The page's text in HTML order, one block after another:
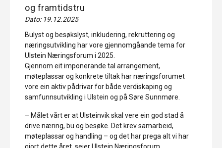
og framtidstru
Dato: 19.12.2025
Bulyst og besøkslyst, inkludering, rekruttering og
næringsutvikling har vore gjennomgåande tema for
Ulstein Næringsforum i 2025.
Gjennom eit imponerande tal arrangement,
møteplassar og konkrete tiltak har næringsforumet
vore ein aktiv pådrivar for både verdiskaping og
samfunnsutvikling i Ulstein og på Søre Sunnmøre.
– Målet vårt er at Ulsteinvik skal vere ein god stad å
drive næring, bu og besøke. Det krev samarbeid,
møteplassar og handling – og det har prega alt vi har